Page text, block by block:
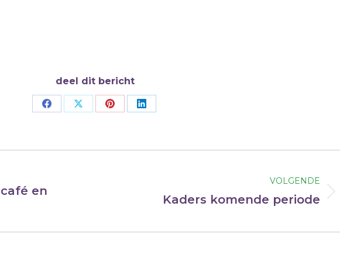
deel dit bericht
Deel
Deel
Deel
Deel
en
VOLGENDE
Kaders komende periode